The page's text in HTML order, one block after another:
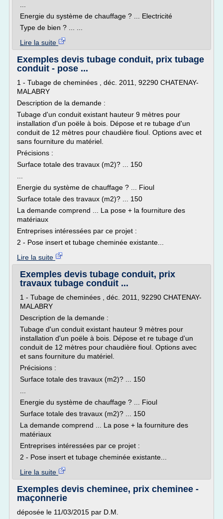
Energie du système de chauffage ? ... Electricité
Type de bien ? ... ...
Lire la suite
Exemples devis tubage conduit, prix tubage
conduit - pose ...
1 - Tubage de cheminées , déc. 2011, 92290 CHATENAY-
MALABRY
Description de la demande :
Tubage d'un conduit existant hauteur 9 mètres pour
installation d'un poële à bois. Dépose et re tubage d'un
conduit de 12 mètres pour chaudière fioul. Options avec et
sans fourniture du matériel.
Précisions :
Surface totale des travaux (m2)? ... 150
Energie du système de chauffage ? ... Fioul
Surface totale des travaux (m2)? ... 150
La demande comprend ... La pose + la fourniture des
matériaux
Entreprises intéressées par ce projet :
2 - Pose insert et tubage cheminée existante...
Lire la suite
Exemples devis tubage conduit, prix
travaux tubage conduit ...
1 - Tubage de cheminées , déc. 2011, 92290 CHATENAY-
MALABRY
Description de la demande :
Tubage d'un conduit existant hauteur 9 mètres pour
installation d'un poële à bois. Dépose et re tubage d'un
conduit de 12 mètres pour chaudière fioul. Options avec
et sans fourniture du matériel.
Précisions :
Surface totale des travaux (m2)? ... 150
Energie du système de chauffage ? ... Fioul
Surface totale des travaux (m2)? ... 150
La demande comprend ... La pose + la fourniture des
matériaux
Entreprises intéressées par ce projet :
2 - Pose insert et tubage cheminée existante...
Lire la suite
Exemples devis cheminee, prix cheminee -
maçonnerie
déposée le 11/03/2015 par D.M.